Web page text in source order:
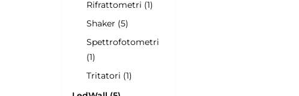
Rifrattometri (1)
Shaker (5)
Spettrofotometri
(1)
Tritatori (1)